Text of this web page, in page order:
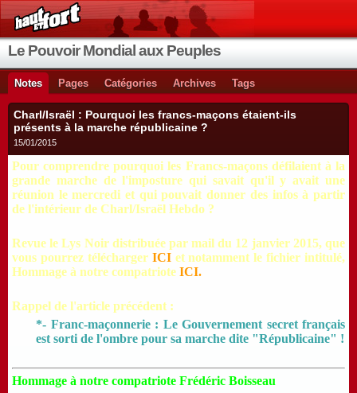
Le Pouvoir Mondial aux Peuples
Notes Pages Catégories Archives Tags
Charl/Israël : Pourquoi les francs-maçons étaient-ils
présents à la marche républicaine ?
15/01/2015
Pour comprendre pourquoi les Francs-maçons défilaient à la
grande marche de l'imposture qui savait qu'il y avait une
réunion le mercredi et qui pouvait donner des infos à partir
de l'intérieur de Charl/Israël Hebdo ?
Revue le Lys Noir distribuée par mail du 12 janvier 2015, que
vous pourrez télécharger ICI et notamment le fichier intitulé,
Hommage à notre compatriote ICI.
Rappel de l'article précédent :
*- Franc-maçonnerie : Le Gouvernement secret français
est sorti de l'ombre pour sa marche dite "Républicaine" !
Hommage à notre compatriote Frédéric Boisseau